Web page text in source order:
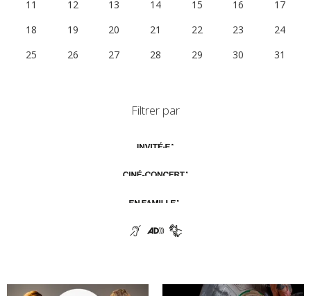
11
12 13 14 15 16
17
18
19 20 21 22 23
24
25
26 27 28 29 30 31
Filtrer par